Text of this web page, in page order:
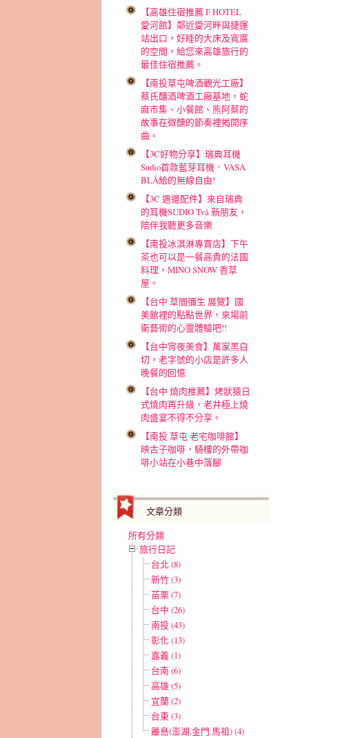
【高雄住宿推薦 F HOTEL
愛河館】鄰近愛河畔與捷運
站出口，好睡的大床及寬廣
的空間，給您來高雄旅行的
最佳住宿推薦。
【南投草屯啤酒觀光工廠】
蔡氏釀酒啤酒工廠基地，蛇
麻市集、小餐館、熊阿蔡的
故事在微醺的節奏裡揭開序
曲。
【3C好物分享】瑞典耳機
Sudio首款藍芽耳機．VASA
BLÅ給的無線自由!
【3C 週邊配件】來自瑞典
的耳機SUDIO Två 新朋友，
陪伴我聽更多音樂
【南投冰淇淋專賣店】下午
茶也可以是一餐高貴的法國
料理，MINO SNOW 香草
屋。
【台中 草間彌生 展覽】國
美館裡的點點世界，來場前
衛藝術的心靈體驗吧!!
【台中宵夜美食】萬家黑白
切，老字號的小店是許多人
晚餐的回憶
【台中 燒肉推薦】烤狀猿日
式燒肉再升級，老井極上燒
肉盛宴不得不分享。
【南投 草屯 老宅咖啡館】
映古子咖啡，騎樓的外帶咖
啡小站在小巷中落腳
文章分類
所有分類
旅行日記
台北 (8)
新竹 (3)
苗栗 (7)
台中 (26)
南投 (43)
彰化 (13)
嘉義 (1)
台南 (6)
高雄 (5)
宜蘭 (2)
台東 (3)
離島(澎湖.金門.馬祖) (4)